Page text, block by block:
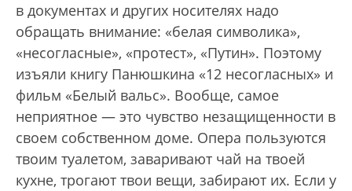
в документах и других носителях надо
обращать внимание: «белая символика»,
«несогласные», «протест», «Путин». Поэтому
изъяли книгу Панюшкина «12 несогласных» и
фильм «Белый вальс». Вообще, самое
неприятное — это чувство незащищенности в
своем собственном доме. Опера пользуются
твоим туалетом, заваривают чай на твоей
кухне, трогают твои вещи, забирают их. Если у